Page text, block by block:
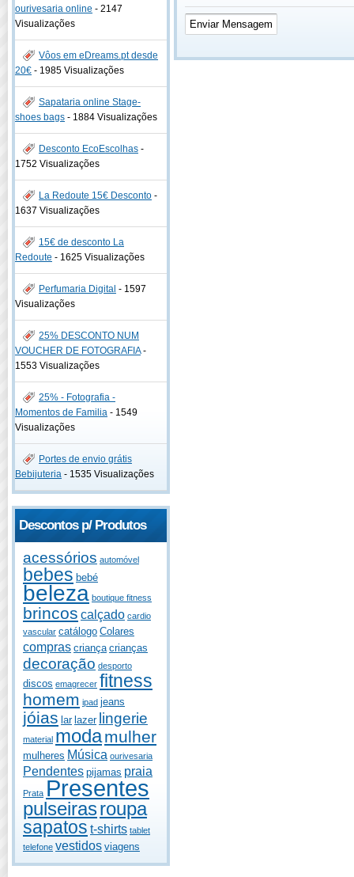
ourivesaria online - 2147
Visualizações
Vôos em eDreams.pt desde
20€ - 1985 Visualizações
Sapataria online Stage-
shoes bags - 1884 Visualizações
Desconto EcoEscolhas -
1752 Visualizações
La Redoute 15€ Desconto -
1637 Visualizações
15€ de desconto La
Redoute - 1625 Visualizações
Perfumaria Digital - 1597
Visualizações
25% DESCONTO NUM
VOUCHER DE FOTOGRAFIA-
1553 Visualizações
25% - Fotografia -
Momentos de Familia - 1549
Visualizações
Portes de envio grátis
Bebijuteria - 1535 Visualizações
Descontos p/ Produtos
acessórios automóvel
bebes bebé
beleza boutique fitness
brincos calçado cardio
vascular catálogo Colares
compras criança crianças
decoração desporto
discos emagrecer fitness
homem ipad jeans
jóias lar lazer lingerie
material modamulher
mulheres Música ourivesaria
Pendentes pijamas praia
Prata Presentes
pulseirasroupa
sapatos t-shirts tablet
telefone vestidos viagens